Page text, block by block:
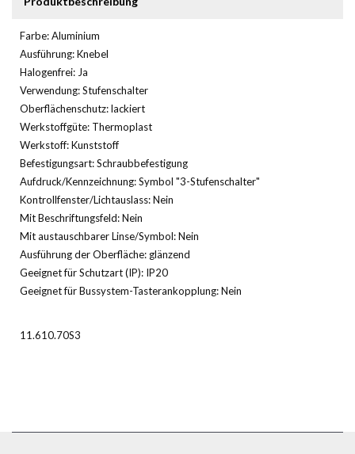
Farbe: Aluminium
Ausführung: Knebel
Halogenfrei: Ja
Verwendung: Stufenschalter
Oberflächenschutz: lackiert
Werkstoffgüte: Thermoplast
Werkstoff: Kunststoff
Befestigungsart: Schraubbefestigung
Aufdruck/Kennzeichnung: Symbol "3-Stufenschalter"
Kontrollfenster/Lichtauslass: Nein
Mit Beschriftungsfeld: Nein
Mit austauschbarer Linse/Symbol: Nein
Ausführung der Oberfläche: glänzend
Geeignet für Schutzart (IP): IP20
Geeignet für Bussystem-Tasterankopplung: Nein
11.610.70S3